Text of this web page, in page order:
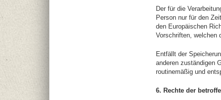
Der für die
Person nur für den
den Europäischen
Vorschriften, welchen
Entfällt der
anderen zuständigen
routinemäßig und
6. Rechte der